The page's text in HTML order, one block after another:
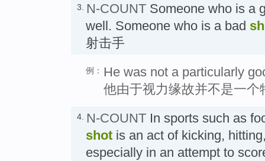
3. N-COUNT Someone who is a
well. Someone who is a bad
射击手
例： He was not a particularly
他由于视力缘故并不是一个
4. N-COUNT In sports such as
shot is an act of kicking,
especially in an attempt to